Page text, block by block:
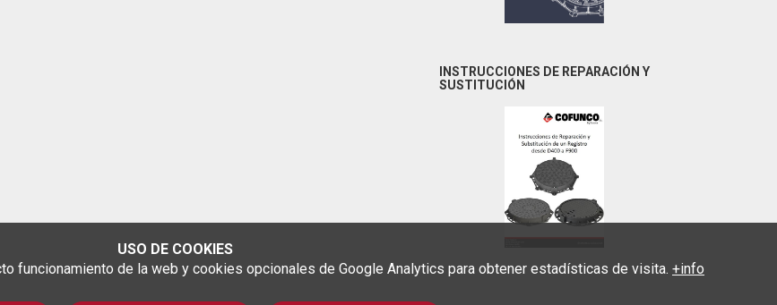
USO DE COOKIES
funcionamiento de la web y cookies opcionales de Google Analytics para obtener estadísticas de visita. +info
INSTRUCCIONES DE REPARACIÓN Y
SUSTITUCIÓN